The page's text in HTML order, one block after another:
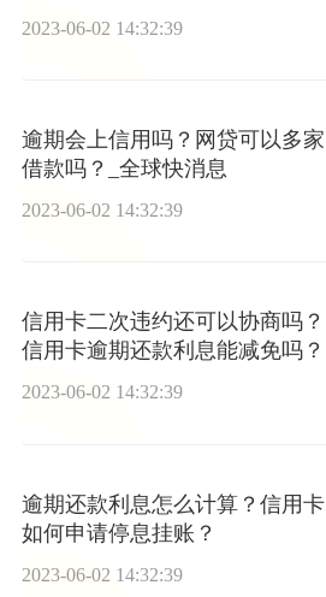
2023-06-02 14:32:39
逾期会上信用吗？网贷可以多家
借款吗？_全球快消息
2023-06-02 14:32:39
信用卡二次违约还可以协商吗？
信用卡逾期还款利息能减免吗？
2023-06-02 14:32:39
逾期还款利息怎么计算？信用卡
如何申请停息挂账？
2023-06-02 14:32:39